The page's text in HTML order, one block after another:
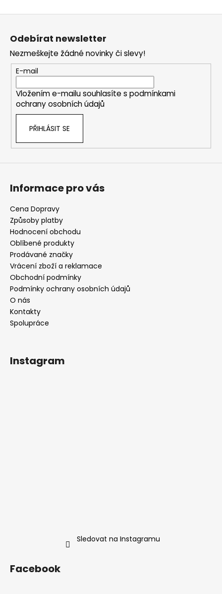
Z
Odebírat newsletter
Nezmeškejte žádné novinky či slevy!
E-mail
Vložením e-mailu souhlasíte s podmínkami
ochrany osobních údajů
PŘIHLÁSIT SE
Informace pro vás
Cena Dopravy
Způsoby platby
Hodnocení obchodu
Oblíbené produkty
Prodávané značky
Vrácení zboží a reklamace
Obchodní podmínky
Podmínky ochrany osobních údajů
O nás
Kontakty
Spolupráce
Instagram
Sledovat na Instagramu
Facebook